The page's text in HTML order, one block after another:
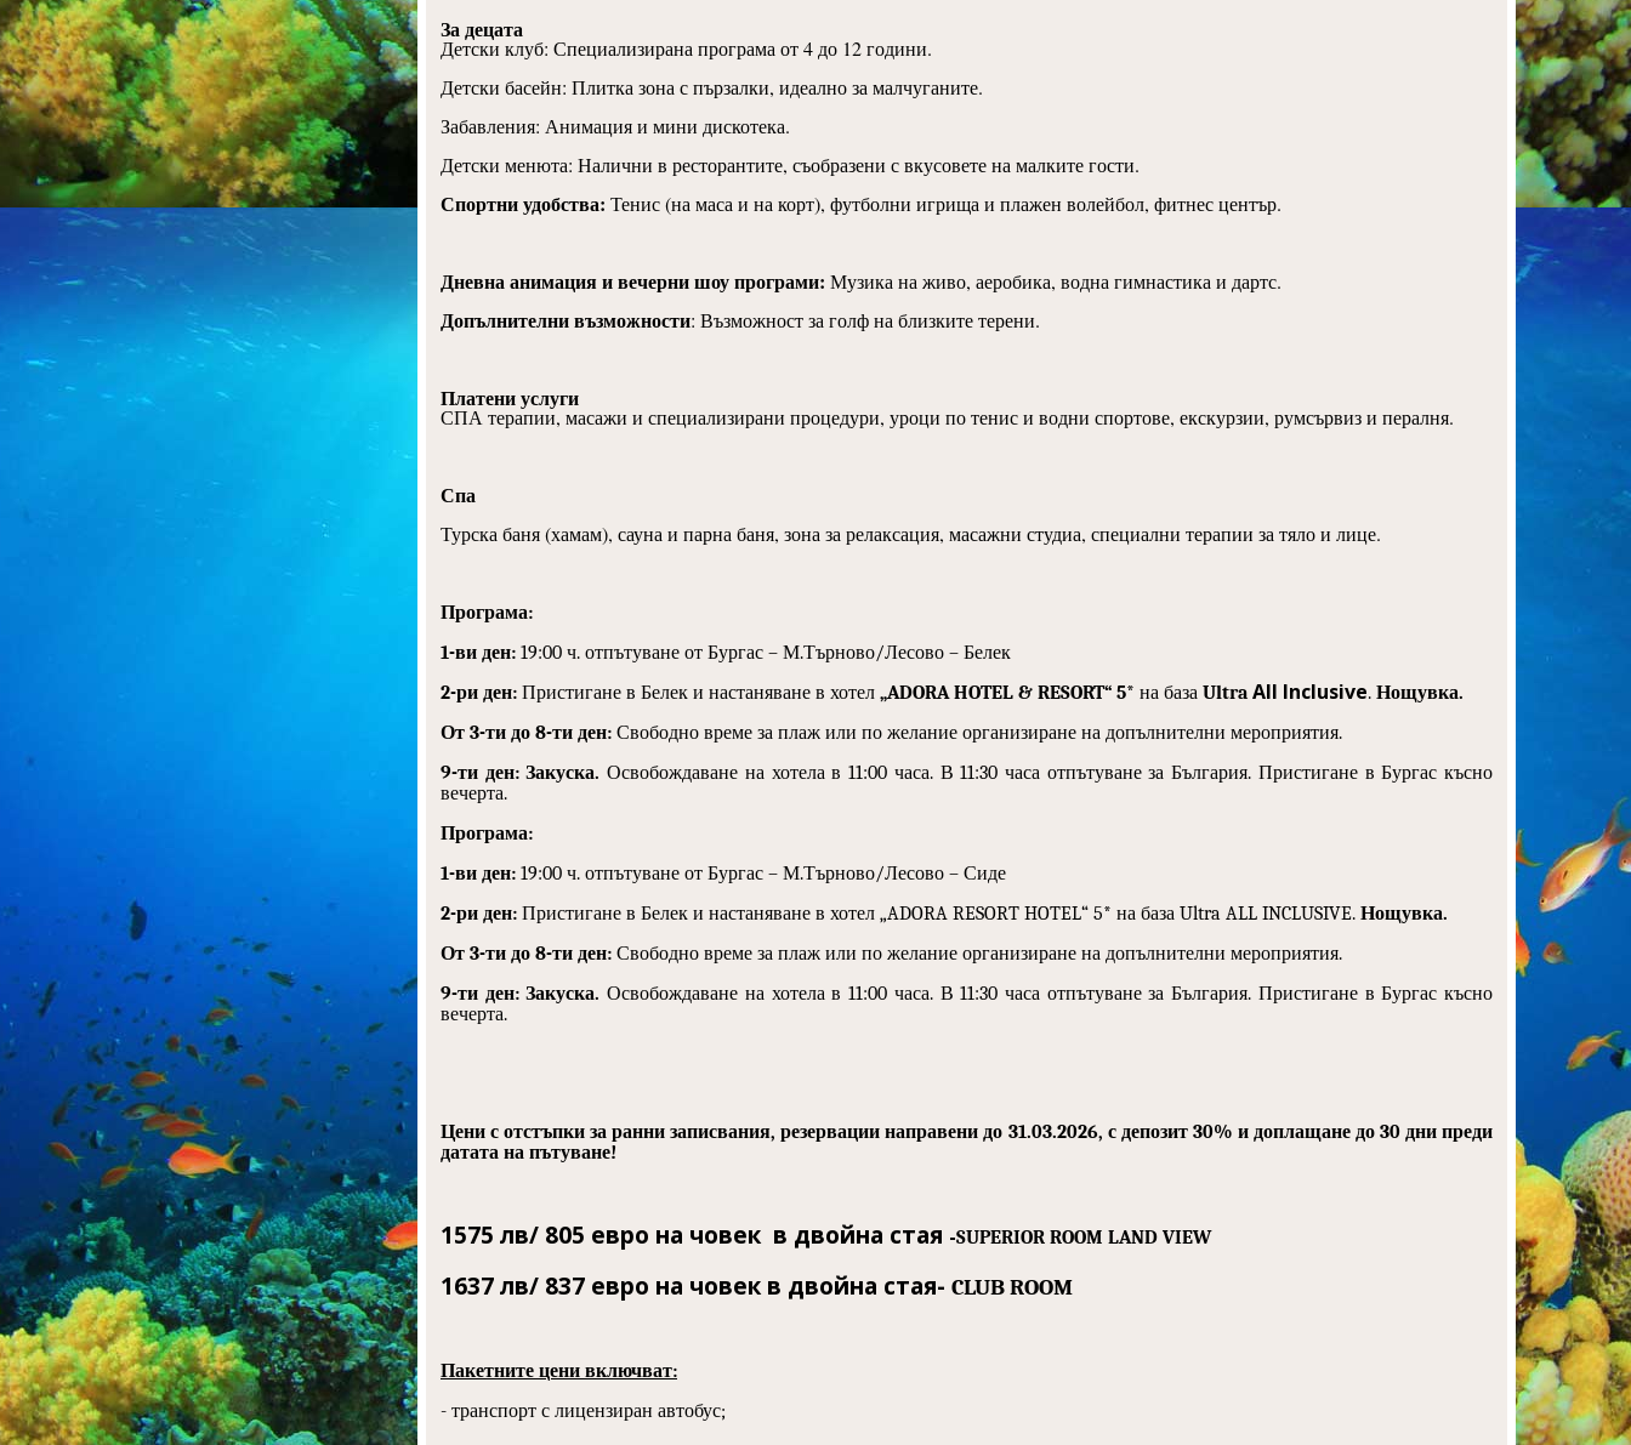
За децата
Детски клуб: Специализирана програма от 4 до 12 години.
Детски басейн: Плитка зона с пързалки, идеално за малчуганите.
Забавления: Анимация и мини дискотека.
Детски менюта: Налични в ресторантите, съобразени с вкусовете на малките гости.
Спортни удобства: Тенис (на маса и на корт), футболни игрища и плажен волейбол, фитнес център.
Дневна анимация и вечерни шоу програми: Музика на живо, аеробика, водна гимнастика и дартс.
Допълнителни възможности: Възможност за голф на близките терени.
Платени услуги
СПА терапии, масажи и специализирани процедури, уроци по тенис и водни спортове, екскурзии, румсървиз и пералня.
Спа
Турска баня (хамам), сауна и парна баня, зона за релаксация, масажни студиа, специални терапии за тяло и лице.
Програма:
1-ви ден: 19:00 ч. отпътуване от Бургас – М.Търново/Лесово – Белек
2-ри ден: Пристигане в Белек и настаняване в хотел „ADORA HOTEL & RESORT“ 5* на база Ultra All Inclusive. Нощувка.
От 3-ти до 8-ти ден: Свободно време за плаж или по желание организиране на допълнителни мероприятия.
9-ти ден: Закуска.Освобождаване на хотела в 11:00 часа. В 11:30 часа отпътуване за България. Пристигане в Бургас късно
вечерта.
Програма:
1-ви ден: 19:00 ч. отпътуване от Бургас – М.Търново/Лесово – Сиде
2-ри ден: Пристигане в Белек и настаняване в хотел „ADORA RESORT HOTEL“ 5* на база Ultra ALL INCLUSIVE. Нощувка.
От 3-ти до 8-ти ден: Свободно време за плаж или по желание организиране на допълнителни мероприятия.
9-ти ден: Закуска.Освобождаване на хотела в 11:00 часа. В 11:30 часа отпътуване за България. Пристигане в Бургас късно
вечерта.
Цени с отстъпки за ранни записвания, резервации направени до 31.03.2026, с депозит 30% и доплащане до 30 дни преди
датата на пътуване!
1575 лв/ 805 евро на човек в двойна стая -SUPERIOR ROOM LAND VIEW
1637 лв/ 837 евро на човек в двойна стая- CLUB ROOM
Пакетните цени включват:
- транспорт с лицензиран автобус;